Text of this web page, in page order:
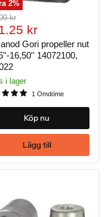
2%
kr
kr
Gori propeller nut
16,50'' 14072100,
i lager
1 Omdöme
Köp nu
Lägg till